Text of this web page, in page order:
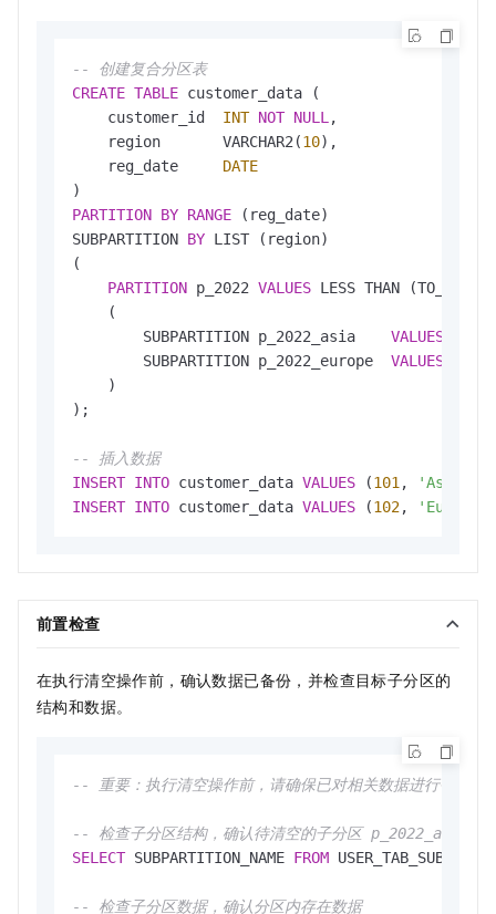
-- 创建复合分区表
CREATE TABLE customer_data (
    customer_id
INT NOT NULL ,
    region       VARCHAR2(
10),
    reg_date
DATE
PARTITION BY RANGE (reg_date)
SUBPARTITION BY LIST (region)
(
PARTITION p_2022 VALUES LESS THAN (TO_DATE(
    (
        SUBPARTITION p_2022_asia
VALUES
        SUBPARTITION p_2022_europe
VALUES
    )
);
-- 插入数据
INSERT INTO customer_data VALUES (101 , 'Asia'
INSERT INTO customer_data VALUES (102, 'Europe'
前置检查
在执行清空操作前，确认数据已备份，并检查目标子分区的
结构和数据。
-- 重要：执行清空操作前，请确保已对相关数据进行备份。
-- 检查子分区结构，确认待清空的子分区 p_2022_asia 存
SELECT SUBPARTITION_NAME FROM
-- 检查子分区数据，确认分区内存在数据